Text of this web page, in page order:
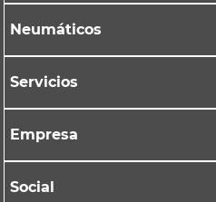
Neumáticos
Servicios
Empresa
Social